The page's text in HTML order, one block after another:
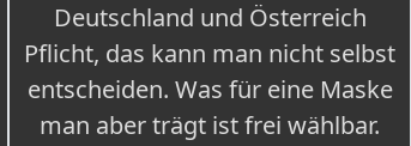
Deutschland und Österreich
Pflicht, das kann man nicht selbst
entscheiden. Was für eine Maske
man aber trägt ist frei wählbar.